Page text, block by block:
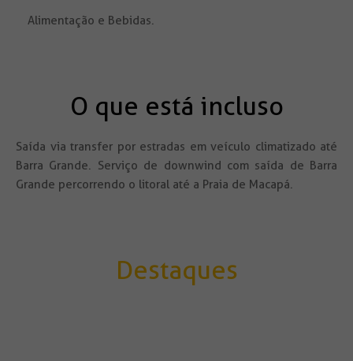
Alimentação e Bebidas.
O que está incluso
Saída via transfer por estradas em veículo climatizado até
Barra Grande. Serviço de downwind com saída de Barra
Grande percorrendo o litoral até a Praia de Macapá.
Destaques